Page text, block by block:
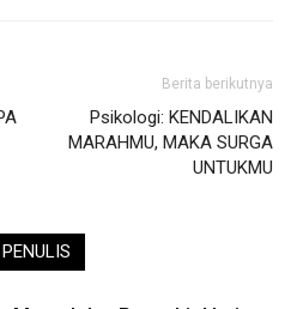
Berita berikutnya
Psikologi: KENDALIKAN
MARAHMU, MAKA SURGA
UNTUKMU